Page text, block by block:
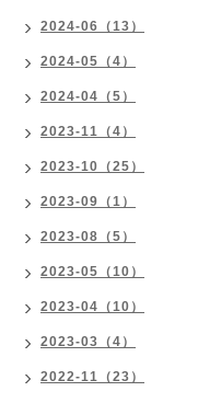
2024-06（13）
2024-05（4）
2024-04（5）
2023-11（4）
2023-10（25）
2023-09（1）
2023-08（5）
2023-05（10）
2023-04（10）
2023-03（4）
2022-11（23）